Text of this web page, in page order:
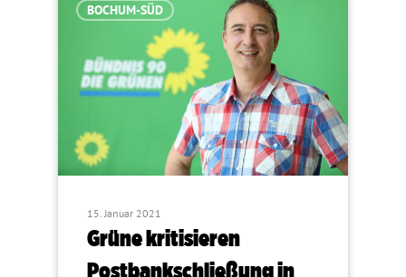
BOCHUM-SÜD
15. Januar 2021
Grüne kritisieren
Postbankschließung in